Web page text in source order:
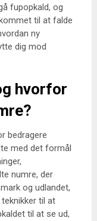
fupopkald, og
til at falde
ny
dig mod
hvorfor
bedragere
med det formål
numre, der
og udlandet,
til at
til at se ud,